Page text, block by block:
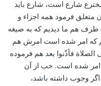
شارع است، شارع باید
متعلق فرمود همه اجزاء و
طرف هم ما دیدیم که به صیغه
که امر شده است ‌امرش هم
فأذّنوا بعد هم فرموده
امر شده است. خب از آن
وجوب داشته باشد،